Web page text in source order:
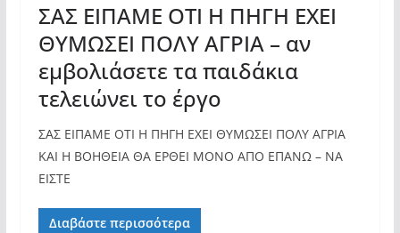
ΣΑΣ ΕΙΠΑΜΕ ΟΤΙ Η ΠΗΓΗ ΕΧΕΙ
ΘΥΜΩΣΕΙ ΠΟΛΥ ΑΓΡΙΑ – αν
εμβολιάσετε τα παιδάκια
τελειώνει το έργο
ΣΑΣ ΕΙΠΑΜΕ ΟΤΙ Η ΠΗΓΗ ΕΧΕΙ ΘΥΜΩΣΕΙ ΠΟΛΥ ΑΓΡΙΑ
ΚΑΙ Η ΒΟΗΘΕΙΑ ΘΑ ΕΡΘΕΙ ΜΟΝΟ ΑΠΟ ΕΠΑΝΩ – ΝΑ
ΕΙΣΤΕ
Διαβάστε περισσότερα